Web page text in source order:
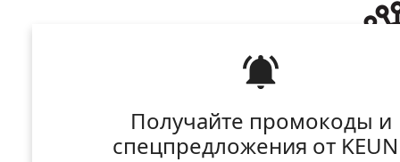
Получайте промокоды и
спецпредложения от